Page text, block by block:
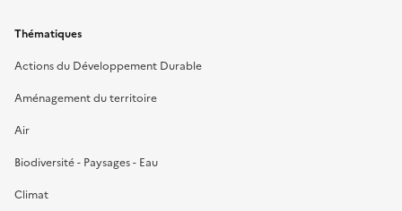
Thématiques
Actions du Développement Durable
Aménagement du territoire
Air
Biodiversité - Paysages - Eau
Climat